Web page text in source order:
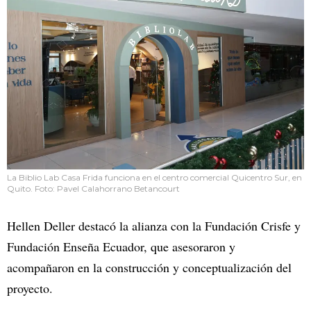
La Biblio Lab Casa Frida funciona en el centro comercial Quicentro Sur, en
Quito. Foto: Pavel Calahorrano Betancourt
Hellen Deller destacó la alianza con la Fundación Crisfe y
Fundación Enseña Ecuador, que asesoraron y
acompañaron en la construcción y conceptualización del
proyecto.